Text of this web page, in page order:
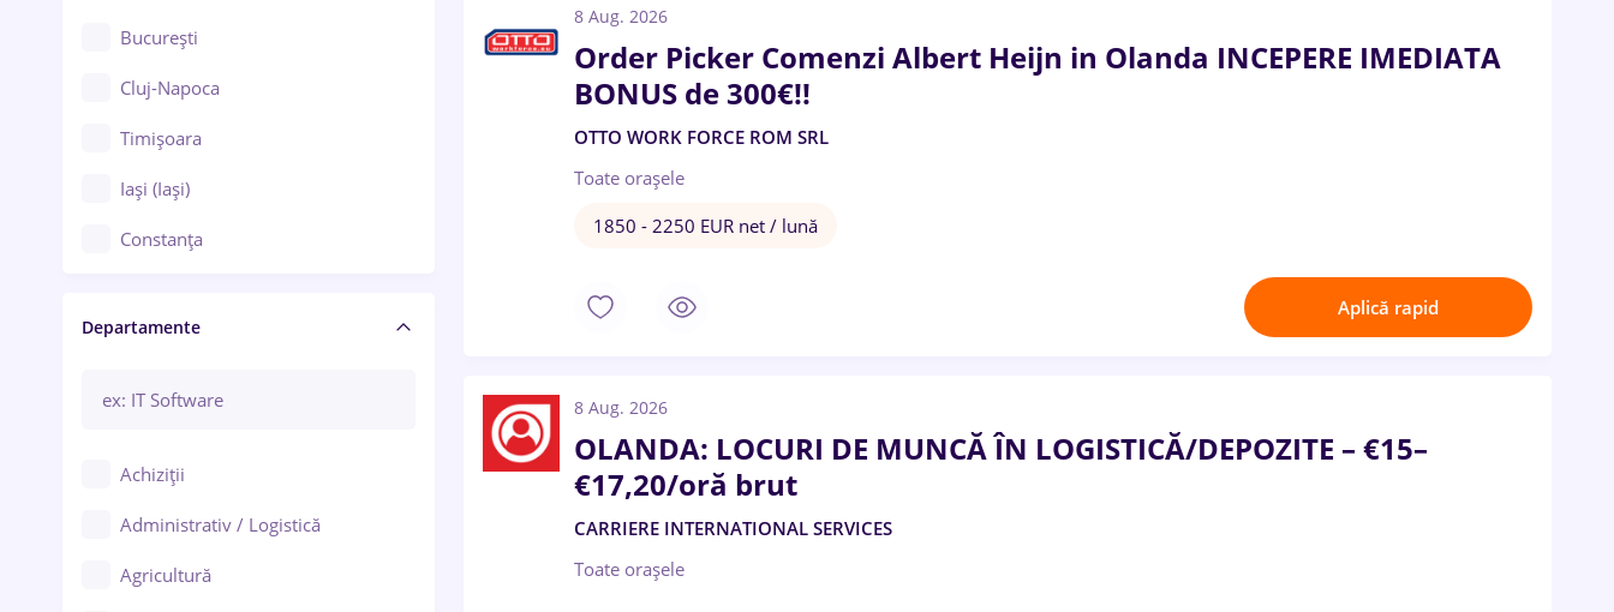
București
Cluj-Napoca
Timișoara
Iași (Iași)
Constanța
Brașov
Bacău
Galați (Galați)
Ploiești
Departamente
Achiziții
Administrativ / Logistică
Agricultură
8 Aug. 2026
Order Picker Comenzi Albert Heijn in Olanda INCEPERE IMEDIATA
BONUS de 300€!!
OTTO WORK FORCE ROM SRL
Toate oraşele
1850 - 2250 EUR net / lună
Aplică rapid
8 Aug. 2026
OLANDA: LOCURI DE MUNCĂ ÎN LOGISTICĂ/DEPOZITE – €15–
€17,20/oră brut
CARRIERE INTERNATIONAL SERVICES
Toate oraşele